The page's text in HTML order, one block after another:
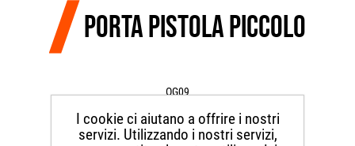
PORTA PISTOLA PICCOLO
OG09
singolo piccolo nero
I cookie ci aiutano a offrire i nostri
servizi. Utilizzando i nostri servizi,